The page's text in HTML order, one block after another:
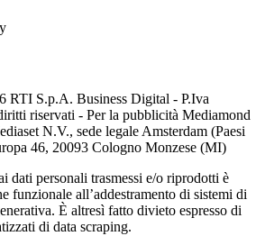
RTI S.p.A. Business Digital - P.Iva
riservati - Per la pubblicità Mediamond
N.V., sede legale Amsterdam (Paesi
46, 20093 Cologno Monzese (MI)
dati personali trasmessi e/o riprodotti è
funzionale all’addestramento di sistemi di
È altresì fatto divieto espresso di
di data scraping.